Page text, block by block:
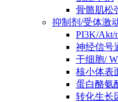
骨骼肌松
抑制剂/受体激
PI3K/Akt/
神经信号
干细胞/
核小体表
蛋白酪氨
转化生长